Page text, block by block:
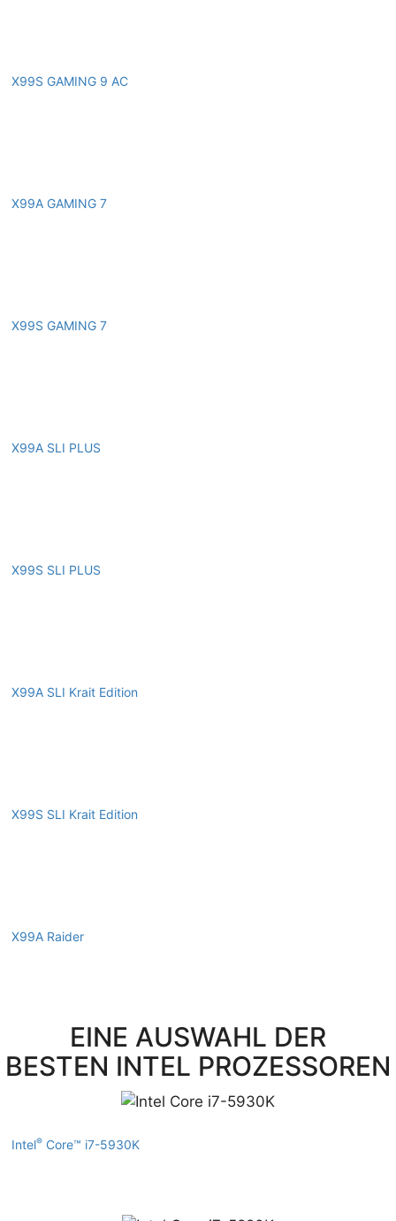
X99S GAMING 9 AC
X99A GAMING 7
X99S GAMING 7
X99A SLI PLUS
X99S SLI PLUS
X99A SLI Krait Edition
X99S SLI Krait Edition
X99A Raider
EINE AUSWAHL DER
BESTEN INTEL PROZESSOREN
Intel® Core™ i7-5930K